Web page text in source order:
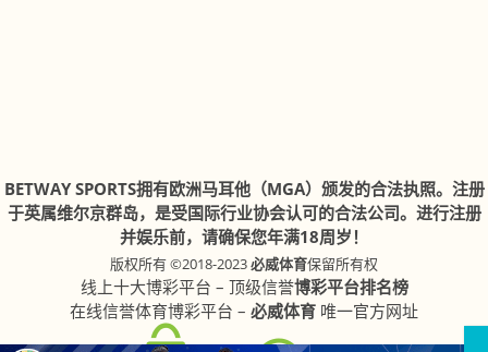
BETWAY SPORTS拥有欧洲马耳他（MGA）颁发的合法执照。注册
于英属维尔京群岛，是受国际行业协会认可的合法公司。进行注册
并娱乐前，请确保您年满18周岁！
版权所有 ©2018-2023必威体育保留所有权
线上十大博彩平台 – 顶级信誉博彩平台排名榜
在线信誉体育博彩平台 – 必威体育 唯一官方网址